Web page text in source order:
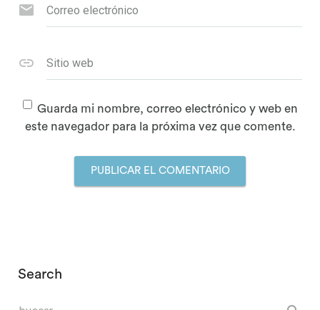
Correo electrónico
Sitio web
Guarda mi nombre, correo electrónico y web en
este navegador para la próxima vez que comente.
Search